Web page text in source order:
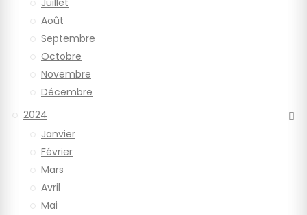
Août
Septembre
Octobre
Novembre
Décembre
2024
Janvier
Février
Mars
Avril
Mai